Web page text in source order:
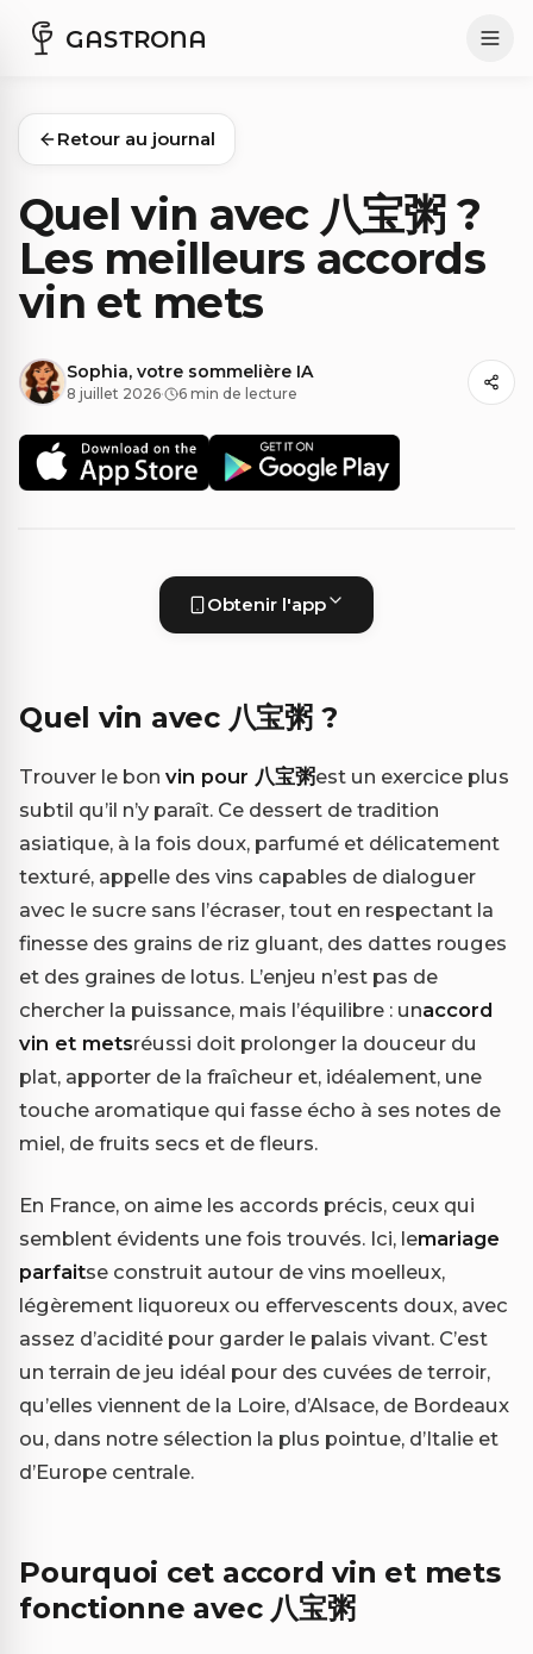
GASTRONA
Retour au journal
Quel vin avec 八宝粥 ?
Les meilleurs accords
vin et mets
Sophia, votre sommelière IA
8 juillet 2026· 6 min de lecture
Obtenir l'app
Quel vin avec 八宝粥 ?
Trouver le bon vin pour 八宝粥est un exercice plus
subtil qu’il n’y paraît. Ce dessert de tradition
asiatique, à la fois doux, parfumé et délicatement
texturé, appelle des vins capables de dialoguer
avec le sucre sans l’écraser, tout en respectant la
finesse des grains de riz gluant, des dattes rouges
et des graines de lotus. L’enjeu n’est pas de
chercher la puissance, mais l’équilibre : unaccord
vin et metsréussi doit prolonger la douceur du
plat, apporter de la fraîcheur et, idéalement, une
touche aromatique qui fasse écho à ses notes de
miel, de fruits secs et de fleurs.
En France, on aime les accords précis, ceux qui
semblent évidents une fois trouvés. Ici, lemariage
parfaitse construit autour de vins moelleux,
légèrement liquoreux ou effervescents doux, avec
assez d’acidité pour garder le palais vivant. C’est
un terrain de jeu idéal pour des cuvées de terroir,
qu’elles viennent de la Loire, d’Alsace, de Bordeaux
ou, dans notre sélection la plus pointue, d’Italie et
d’Europe centrale.
Pourquoi cet accord vin et mets
fonctionne avec 八宝粥